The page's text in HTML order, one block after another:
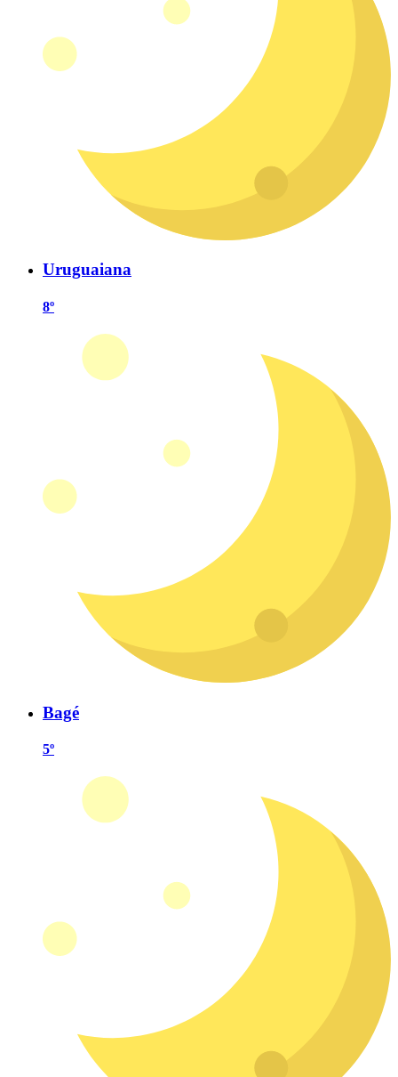
Uruguaiana
8º
Bagé
5º